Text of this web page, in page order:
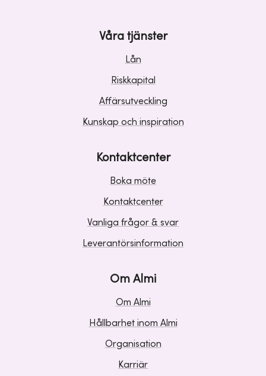
Våra tjänster
Lån
Riskkapital
Affärsutveckling
Kunskap och inspiration
Kontaktcenter
Boka möte
Kontaktcenter
Vanliga frågor & svar
Leverantörsinformation
Om Almi
Om Almi
Hållbarhet inom Almi
Organisation
Karriär